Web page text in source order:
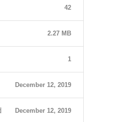
42
2.27 MB
1
December 12, 2019
December 12, 2019